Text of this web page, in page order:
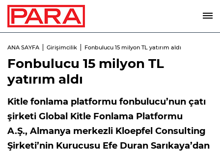
ANA SAYFA Girişimcilik Fonbulucu 15 milyon TL yatırım aldı
Fonbulucu 15 milyon TL
yatırım aldı
Kitle fonlama platformu fonbulucu’nun çatı
şirketi Global Kitle Fonlama Platformu
A.Ş., Almanya merkezli Kloepfel Consulting
Şirketi’nin Kurucusu Efe Duran Sarıkaya’dan